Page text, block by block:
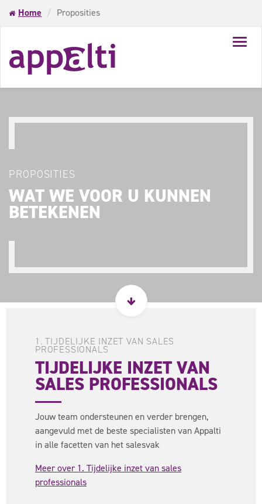
Home Proposities
PROPOSITIES
WAT WE VOOR U KUNNEN
BETEKENEN
1. TIJDELIJKE INZET VAN SALES
PROFESSIONALS
TIJDELIJKE INZET VAN
SALES PROFESSIONALS
Jouw team ondersteunen en verder brengen,
aangevuld met de beste specialisten van Appalti
in alle facetten van het salesvak
Meer over 1. Tijdelijke inzet van sales
professionals